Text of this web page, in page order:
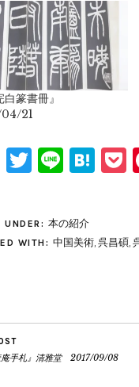
白篆書冊』
21
Facebook
Twitter
Line
UNDER: 本の紹介
WITH: 中国美術, 呉昌碩,
庵手札』清雅堂 2017/09/08